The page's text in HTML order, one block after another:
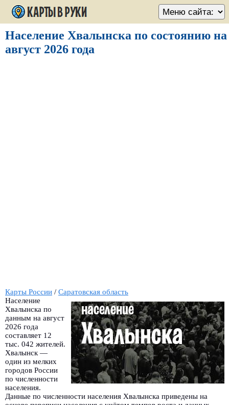
Население Хвалынска по состоянию на
август 2026 года
Карты России / Саратовская область
Население
Хвалынска по
данным на август
2026 года
составляет 12
тыс. 042 жителей.
Хвалынск —
один из мелких
городов России
по численности
населения.
Данные по численности населения Хвалынска приведены на